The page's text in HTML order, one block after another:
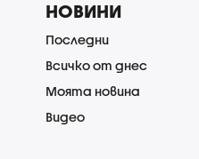
НОВИНИ
Последни
Всичко от днес
Моята новина
Видео